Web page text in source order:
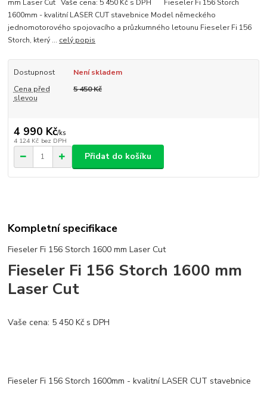
mm Laser Cut Vaše cena: 5 450 Kč s DPH Fieseler Fi 156 Storch
1600mm - kvalitní LASER CUT stavebnice Model německého
jednomotorového spojovacího a průzkumného letounu Fieseler Fi 156
Storch, který ... celý popis
Dostupnost
Není skladem
Cena před
slevou
5 450 Kč
4 990 Kč/ks
4 124 Kč bez DPH
Přidat do košíku
Kompletní specifikace
Fieseler Fi 156 Storch 1600 mm Laser Cut
Fieseler Fi 156 Storch 1600 mm
Laser Cut
Vaše cena: 5 450 Kč s DPH
Fieseler Fi 156 Storch 1600mm - kvalitní LASER CUT stavebnice